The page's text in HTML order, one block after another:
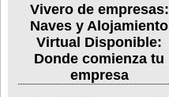
Vivero de empresas:
Naves y Alojamiento
Virtual Disponible:
Donde comienza tu
empresa